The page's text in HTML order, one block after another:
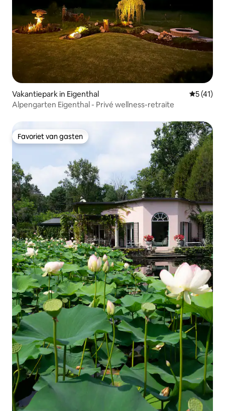
Vakantiepark in Eigenthal
5 (41)
Alpengarten Eigenthal - Privé wellness-retraite
Favoriet van gasten
Favoriet van gasten